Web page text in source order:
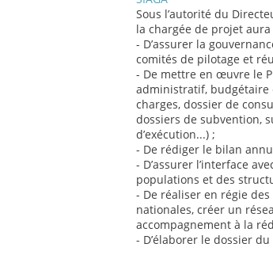
Sous l’autorité du
la chargée de projet
- D’assurer la
comités de pilotage et
- De mettre en œuvre le
administratif, budgétaire
charges, dossier de
dossiers de subvention,
d’exécution...) ;
- De rédiger le bilan
- D’assurer l’interface
populations et des
- De réaliser en régie
nationales, créer un
accompagnement à la
- D’élaborer le dossier